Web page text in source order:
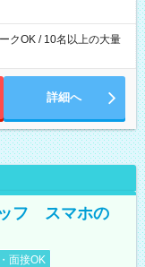
クOK / 10名以上の大量
詳細へ
ッフ スマホの
面接OK